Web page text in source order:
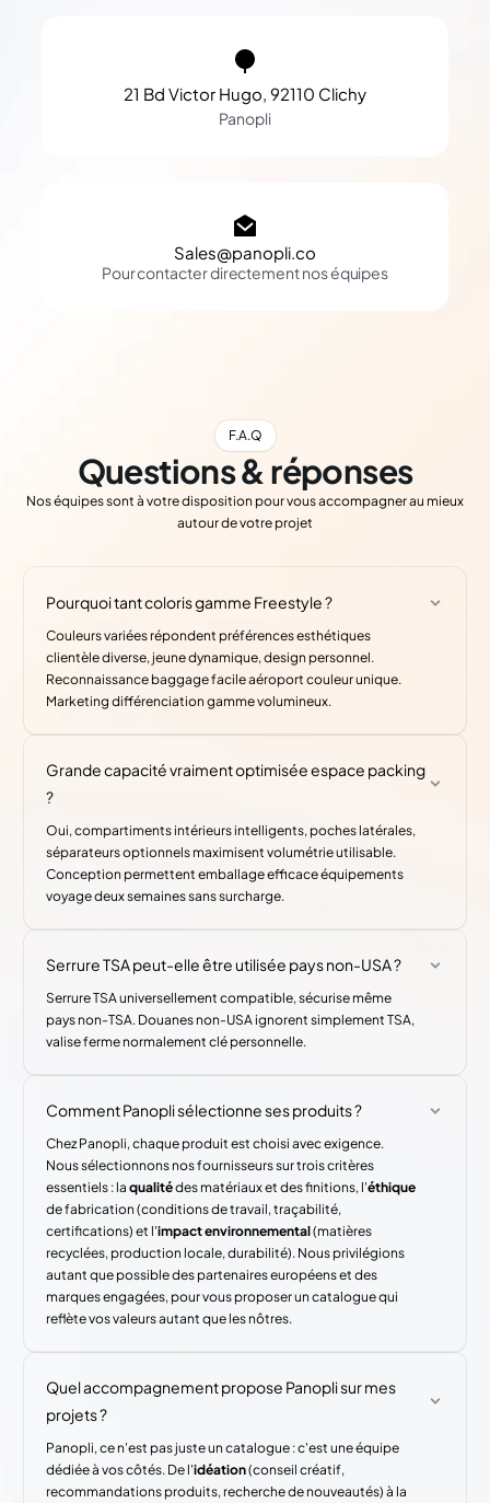
21 Bd Victor Hugo, 92110 Clichy
Panopli
Sales@panopli.co
Pour contacter directement nos équipes
F.A.Q
Questions & réponses
Nos équipes sont à votre disposition pour vous accompagner au mieux
autour de votre projet
Pourquoi tant coloris gamme Freestyle ?
Couleurs variées répondent préférences esthétiques
clientèle diverse, jeune dynamique, design personnel.
Reconnaissance baggage facile aéroport couleur unique.
Marketing différenciation gamme volumineux.
Grande capacité vraiment optimisée espace packing
?
Oui, compartiments intérieurs intelligents, poches latérales,
séparateurs optionnels maximisent volumétrie utilisable.
Conception permettent emballage efficace équipements
voyage deux semaines sans surcharge.
Serrure TSA peut-elle être utilisée pays non-USA ?
Serrure TSA universellement compatible, sécurise même
pays non-TSA. Douanes non-USA ignorent simplement TSA,
valise ferme normalement clé personnelle.
Comment Panopli sélectionne ses produits ?
Chez Panopli, chaque produit est choisi avec exigence.
Nous sélectionnons nos fournisseurs sur trois critères
essentiels : laqualitédes matériaux et des finitions, l'éthique
de fabrication (conditions de travail, traçabilité,
certifications) et l'impact environnemental(matières
recyclées, production locale, durabilité). Nous privilégions
autant que possible des partenaires européens et des
marques engagées, pour vous proposer un catalogue qui
reflète vos valeurs autant que les nôtres.
Quel accompagnement propose Panopli sur mes
projets ?
Panopli, ce n'est pas juste un catalogue : c'est une équipe
dédiée à vos côtés. De l'idéation(conseil créatif,
recommandations produits, recherche de nouveautés) à la